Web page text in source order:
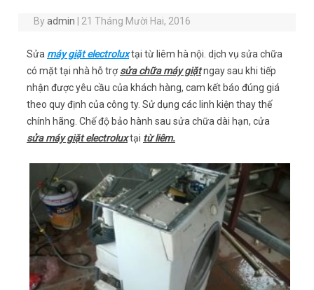
Byadmin 21 Tháng Mười Hai, 2016
Sửa máy giặt electroluxtại từ liêm hà nội. dịch vụ sửa chữa
có mặt tại nhà hỗ trợsửa chữa máy giặtngay sau khi tiếp
nhận được yêu cầu của khách hàng, cam kết báo đúng giá
theo quy định của công ty. Sử dụng các linh kiện thay thế
chính hãng. Chế độ bảo hành sau sửa chữa dài hạn, cửa
sửa máy giặt electroluxtại từ liêm.